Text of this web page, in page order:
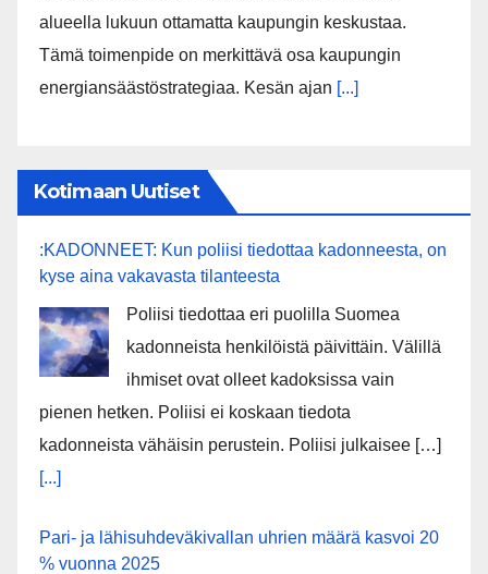
alueella lukuun ottamatta kaupungin keskustaa.
Tämä toimenpide on merkittävä osa kaupungin
energiansäästöstrategiaa. Kesän ajan [...]
Kotimaan Uutiset
:KADONNEET: Kun poliisi tiedottaa kadonneesta, on
kyse aina vakavasta tilanteesta
Poliisi tiedottaa eri puolilla Suomea
kadonneista henkilöistä päivittäin. Välillä
ihmiset ovat olleet kadoksissa vain
pienen hetken. Poliisi ei koskaan tiedota
kadonneista vähäisin perustein. Poliisi julkaisee […]
[...]
Pari- ja lähisuhdeväkivallan uhrien määrä kasvoi 20
% vuonna 2025